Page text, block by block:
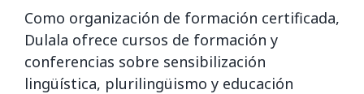
Como organización de formación certificada,
Dulala ofrece cursos de formación y
conferencias sobre sensibilización
lingüística, plurilingüismo y educación